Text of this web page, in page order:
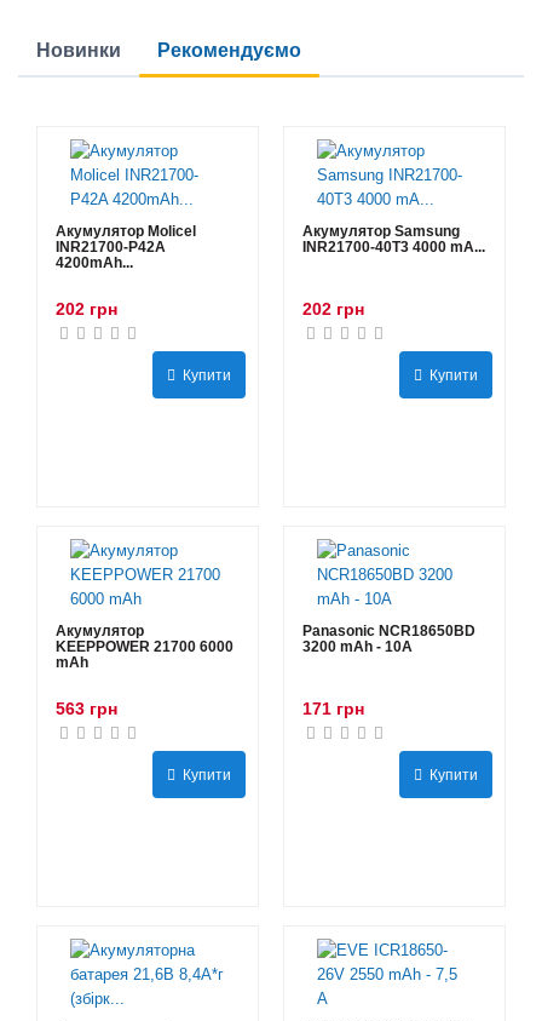
Новинки Рекомендуємо
Акумулятор Molicel
INR21700-P42A
4200mAh...
202 грн
Купити
Акумулятор Samsung
INR21700-40T3 4000 mA...
202 грн
Купити
Акумулятор
KEEPPOWER 21700 6000
mAh
563 грн
Купити
Panasonic NCR18650BD
3200 mAh - 10А
171 грн
Купити